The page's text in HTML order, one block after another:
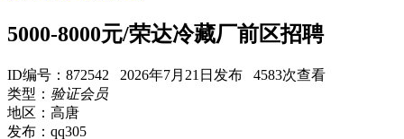
5000-8000元/荣达冷藏厂前区招聘
ID编号：872542 2026年7月21日发布 4583次查看
类型： 验证会员
地区：高唐
发布：qq305